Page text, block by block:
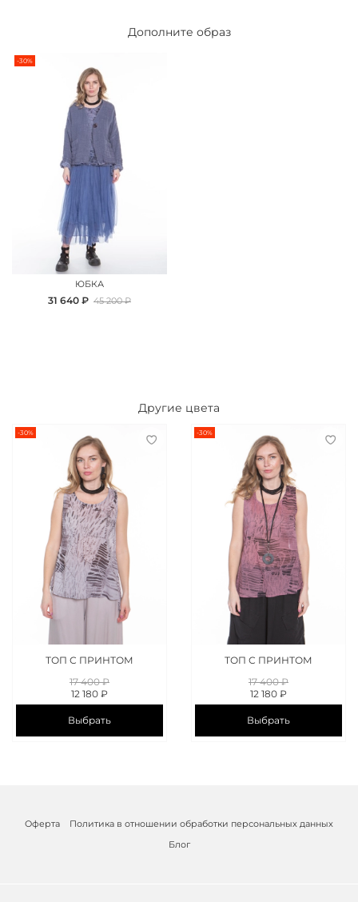
Дополните образ
-30%
ЮБКА
31 640 ₽ 45 200 ₽
Другие цвета
-30%
ТОП С ПРИНТОМ
17 400 ₽
12 180 ₽
Выбрать
-30%
ТОП С ПРИНТОМ
17 400 ₽
12 180 ₽
Выбрать
Оферта
Политика в отношении обработки персональных данных
Блог